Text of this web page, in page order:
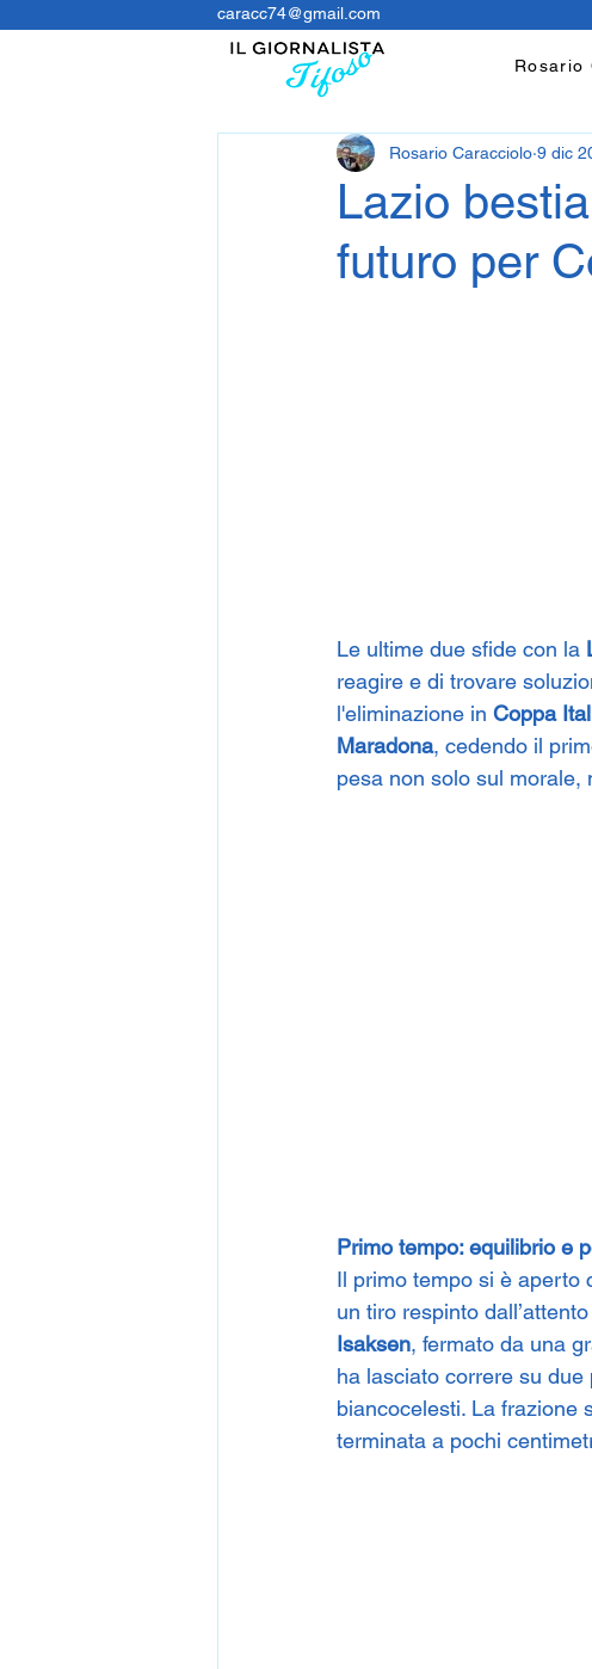
caracc74@gmail.com
Rosario
Lazio
futuro per
Rosario Caracciolo 9 dic
Le ultime due sfide con la
reagire e di trovare
l'eliminazione in Coppa
Maradona, cedendo il
pesa non solo sul morale,
Primo tempo: equilibrio e
Il primo tempo si è aperto
un tiro respinto dall’attento
Isaksen, fermato da una
ha lasciato correre su
biancocelesti. La frazione
terminata a pochi